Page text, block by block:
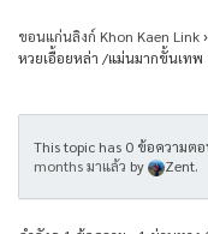
ขอนแก่นลิงก์ Khon Kaen Link›
หวยเอื้อยหล่า /แม่นมากขั้นเทพ
This topic has 0 ข้อความต
months มาแล้ว by Zent.